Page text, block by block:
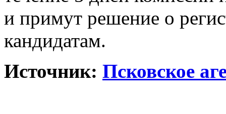
и примут решение о
кандидатам.
Источник: Псковское